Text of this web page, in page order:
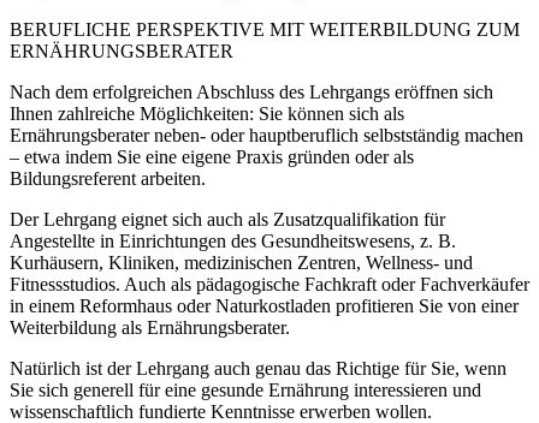
BERUFLICHE PERSPEKTIVE MIT WEITERBILDUNG ZUM
ERNÄHRUNGSBERATER
Nach dem erfolgreichen Abschluss des Lehrgangs eröffnen sich
Ihnen zahlreiche Möglichkeiten: Sie können sich als
Ernährungsberater neben- oder hauptberuflich selbstständig machen
– etwa indem Sie eine eigene Praxis gründen oder als
Bildungsreferent arbeiten.
Der Lehrgang eignet sich auch als Zusatzqualifikation für
Angestellte in Einrichtungen des Gesundheitswesens, z. B.
Kurhäusern, Kliniken, medizinischen Zentren, Wellness- und
Fitnessstudios. Auch als pädagogische Fachkraft oder Fachverkäufer
in einem Reformhaus oder Naturkostladen profitieren Sie von einer
Weiterbildung als Ernährungsberater.
Natürlich ist der Lehrgang auch genau das Richtige für Sie, wenn
Sie sich generell für eine gesunde Ernährung interessieren und
wissenschaftlich fundierte Kenntnisse erwerben wollen.